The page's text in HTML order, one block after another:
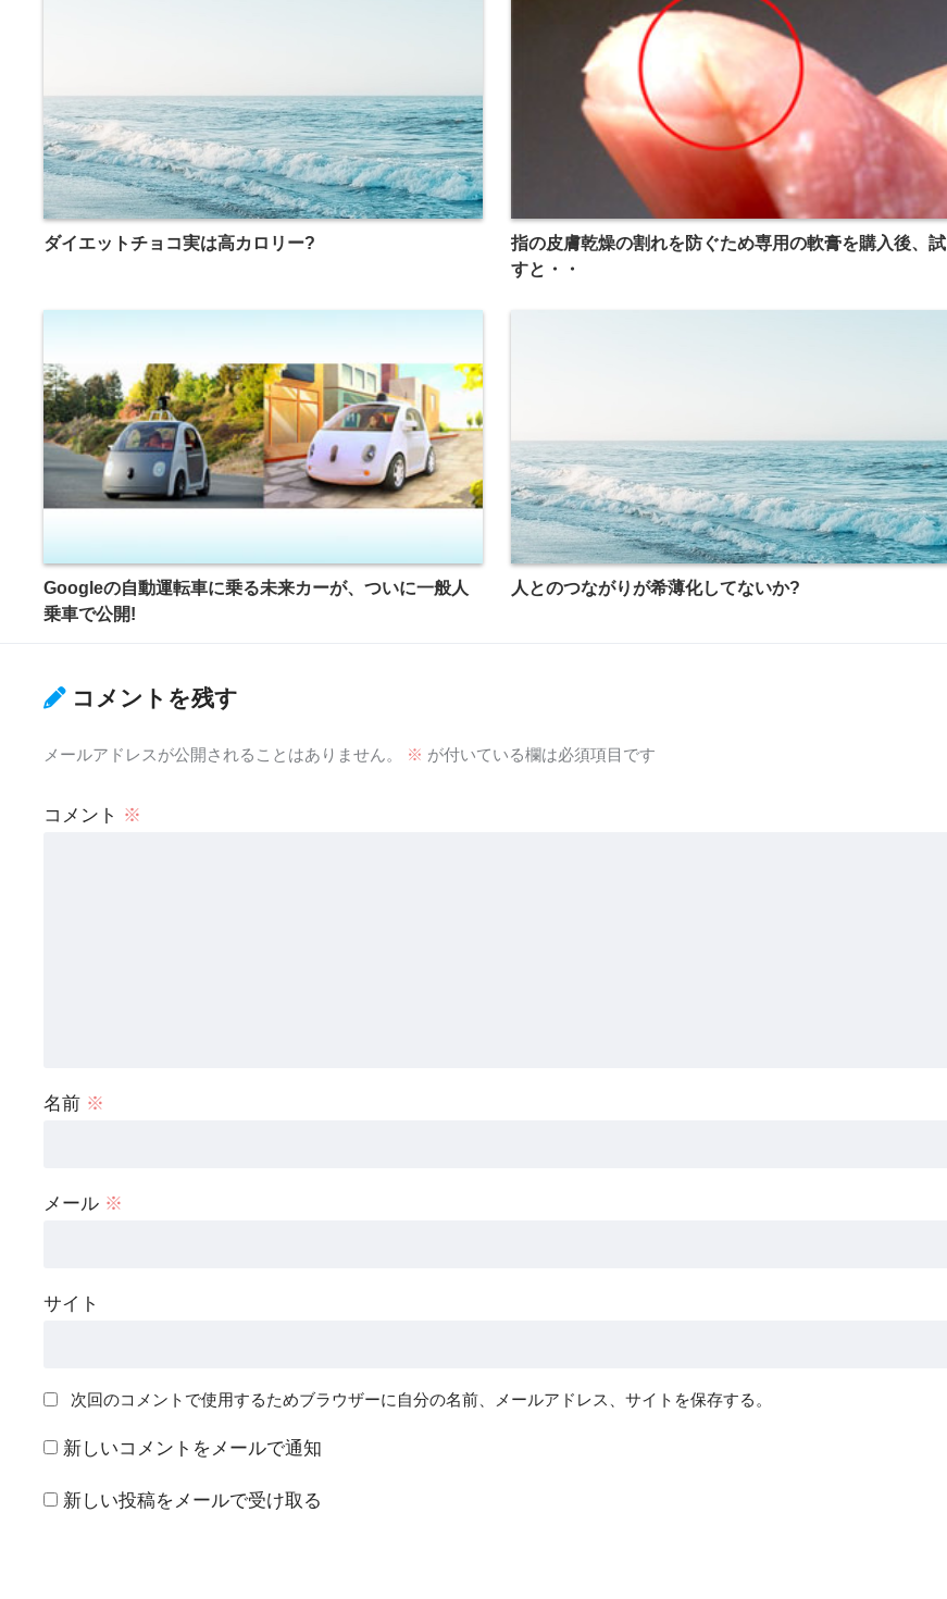
ダイエットチョコ実は高カロリー?
指の皮膚乾燥の割れを防ぐため専用の軟膏を購入後、試
すと・・
Googleの自動運転車に乗る未来カーが、ついに一般人
乗車で公開!
人とのつながりが希薄化してないか?
コメントを残す
メールアドレスが公開されることはありません。 ※ が付いている欄は必須項目です
コメント ※
名前 ※
メール ※
サイト
次回のコメントで使用するためブラウザーに自分の名前、メールアドレス、サイトを保存する。
新しいコメントをメールで通知
新しい投稿をメールで受け取る